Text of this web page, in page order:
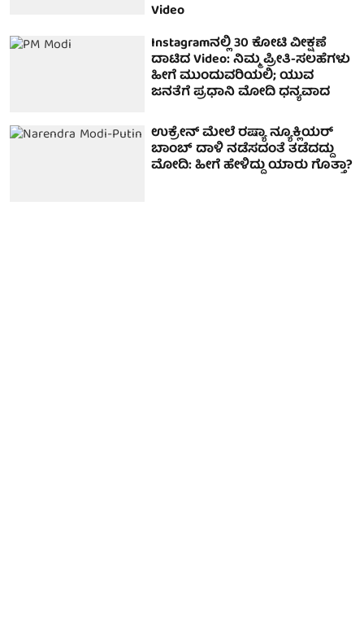
Video
Instagramನಲ್ಲಿ 30 ಕೋಟಿ ವೀಕ್ಷಣೆ
ದಾಟಿದ Video: ನಿಮ್ಮ ಪ್ರೀತಿ-ಸಲಹೆಗಳು
ಹೀಗೆ ಮುಂದುವರಿಯಲಿ; ಯುವ
ಜನತೆಗೆ ಪ್ರಧಾನಿ ಮೋದಿ ಧನ್ಯವಾದ
ಉಕ್ರೇನ್ ಮೇಲೆ ರಷ್ಯಾ ನ್ಯೂಕ್ಲಿಯರ್
ಬಾಂಬ್ ದಾಳಿ ನಡೆಸದಂತೆ ತಡೆದದ್ದು
ಮೋದಿ: ಹೀಗೆ ಹೇಳಿದ್ದು ಯಾರು ಗೊತ್ತಾ?